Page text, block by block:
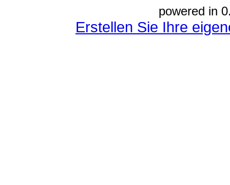
powered in
Erstellen Sie Ihre